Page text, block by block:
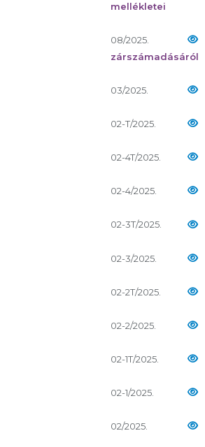
mellékletei
08/2025.
zárszámadásáról
03/2025.
02-T/2025.
02-4T/2025.
02-4/2025.
02-3T/2025.
02-3/2025.
02-2T/2025.
02-2/2025.
02-1T/2025.
02-1/2025.
02/2025.